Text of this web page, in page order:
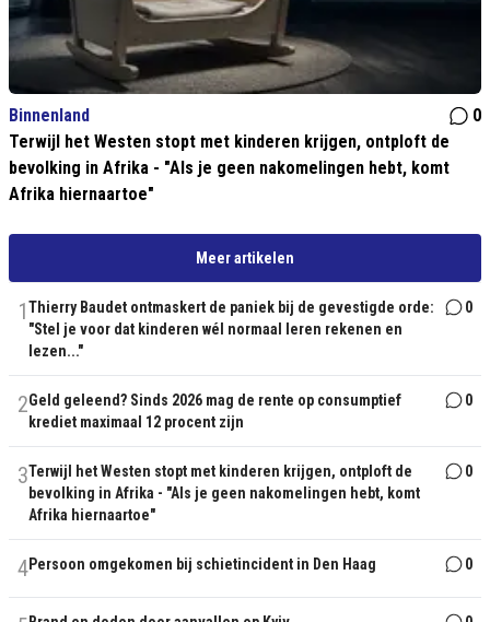
Binnenland
0
Terwijl het Westen stopt met kinderen krijgen, ontploft de
bevolking in Afrika - "Als je geen nakomelingen hebt, komt
Afrika hiernaartoe"
Meer artikelen
1Thierry Baudet ontmaskert de paniek bij de gevestigde orde:
"Stel je voor dat kinderen wél normaal leren rekenen en
lezen..."
0
2Geld geleend? Sinds 2026 mag de rente op consumptief
krediet maximaal 12 procent zijn
0
3Terwijl het Westen stopt met kinderen krijgen, ontploft de
bevolking in Afrika - "Als je geen nakomelingen hebt, komt
Afrika hiernaartoe"
0
4Persoon omgekomen bij schietincident in Den Haag 0